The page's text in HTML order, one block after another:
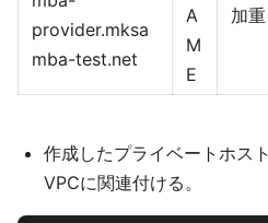
provider.mksa
mba-test.net
A
M
E
加重
作成したプライベートホス
VPCに関連付ける。